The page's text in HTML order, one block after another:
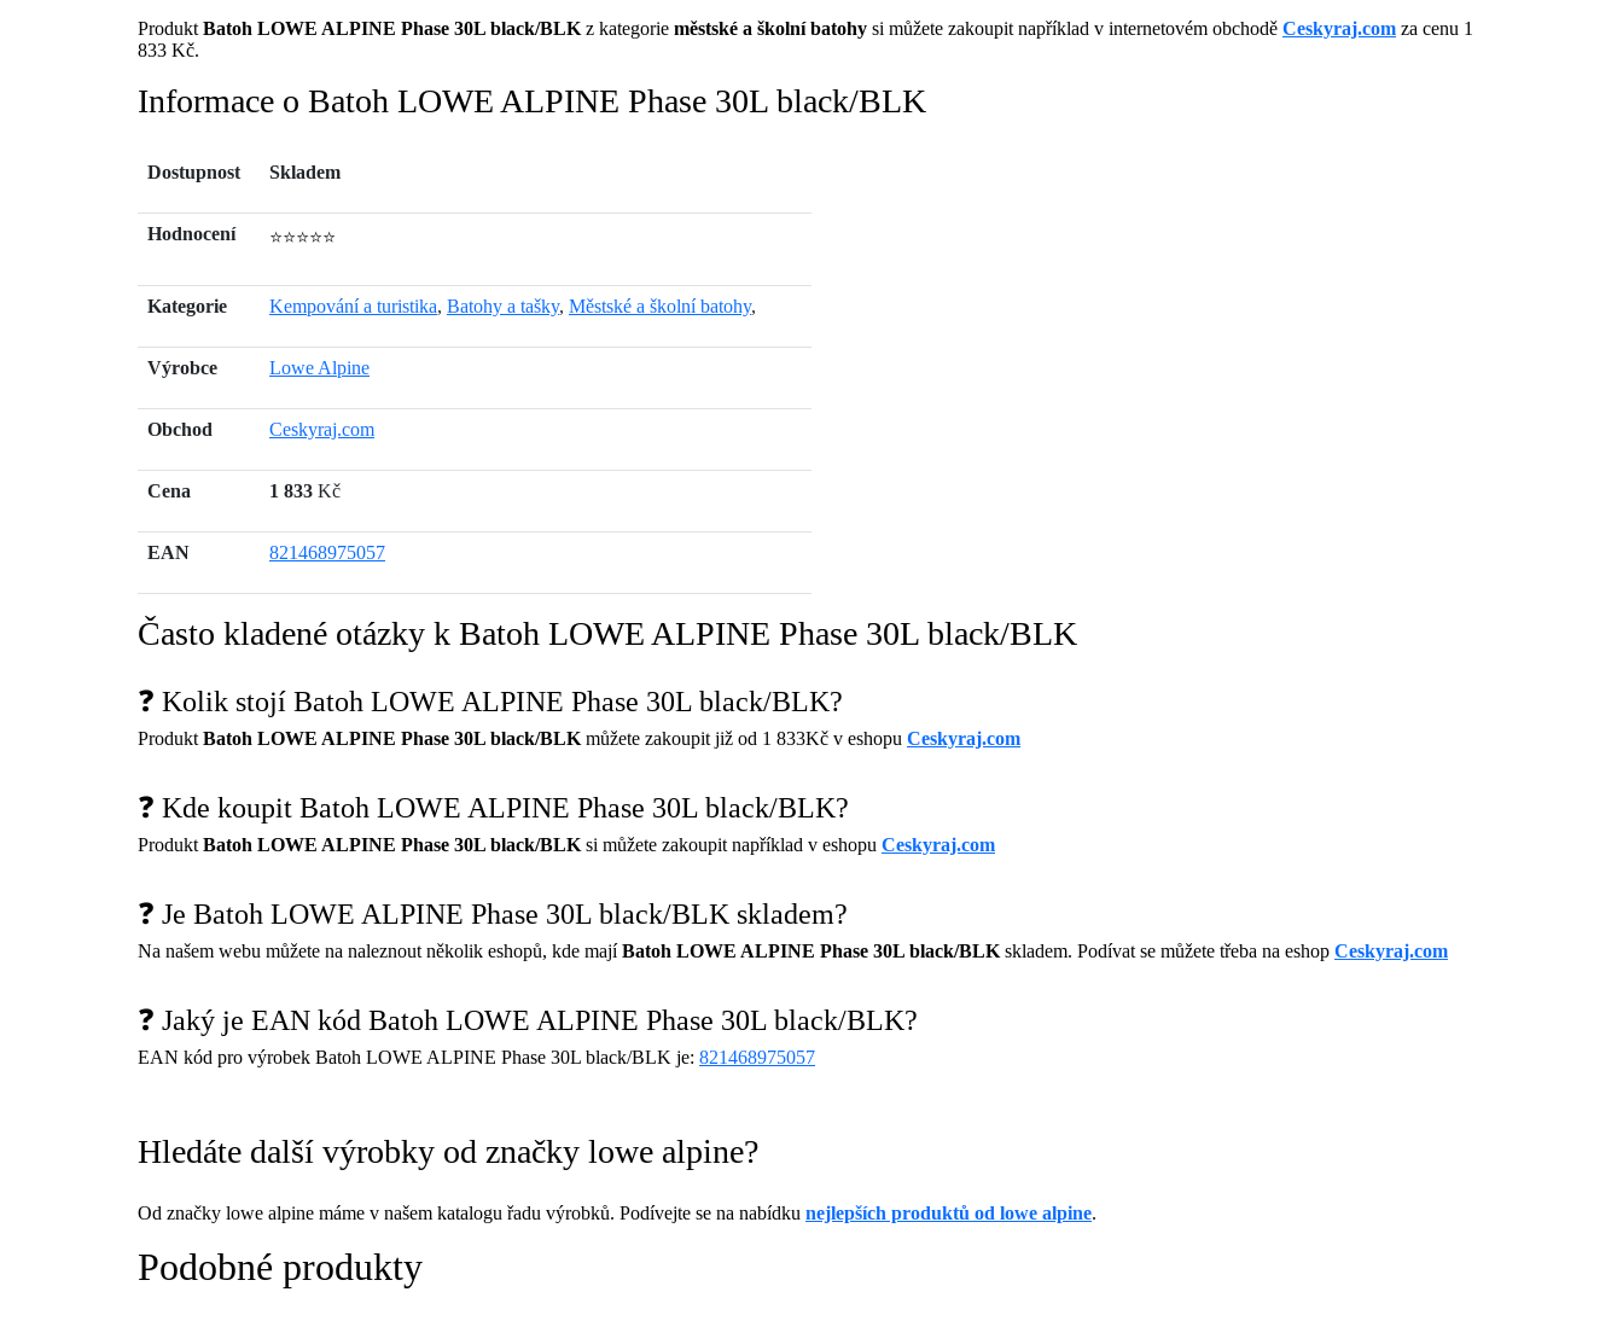
Produkt Batoh LOWE ALPINE Phase 30L black/BLK z kategorie městské a školní batohy si můžete zakoupit například v internetovém obchodě Ceskyraj.com za cenu 1
833 Kč.
Informace o Batoh LOWE ALPINE Phase 30L black/BLK
Dostupnost Skladem
Hodnocení ⭐⭐⭐⭐⭐
Kategorie Kempování a turistika, Batohy a tašky, Městské a školní batohy,
Výrobce Lowe Alpine
Obchod Ceskyraj.com
Cena 1 833 Kč
EAN 821468975057
Často kladené otázky k Batoh LOWE ALPINE Phase 30L black/BLK
❓ Kolik stojí Batoh LOWE ALPINE Phase 30L black/BLK?
Produkt Batoh LOWE ALPINE Phase 30L black/BLK můžete zakoupit již od 1 833Kč v eshopu Ceskyraj.com
❓ Kde koupit Batoh LOWE ALPINE Phase 30L black/BLK?
Produkt Batoh LOWE ALPINE Phase 30L black/BLK si můžete zakoupit například v eshopu Ceskyraj.com
❓ Je Batoh LOWE ALPINE Phase 30L black/BLK skladem?
Na našem webu můžete na naleznout několik eshopů, kde majíBatoh LOWE ALPINE Phase 30L black/BLK skladem. Podívat se můžete třeba na eshop Ceskyraj.com
❓ Jaký je EAN kód Batoh LOWE ALPINE Phase 30L black/BLK?
EAN kód pro výrobek Batoh LOWE ALPINE Phase 30L black/BLK je: 821468975057
Hledáte další výrobky od značky lowe alpine?
Od značky lowe alpine máme v našem katalogu řadu výrobků. Podívejte se na nabídku nejlepších produktů od lowe alpine.
Podobné produkty